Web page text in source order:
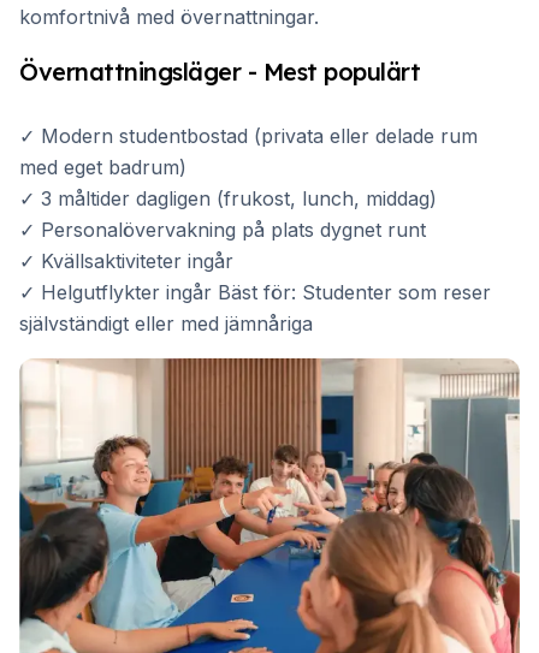
komfortnivå med övernattningar.
Övernattningsläger - Mest populärt
✓ Modern studentbostad (privata eller delade rum
med eget badrum)
✓ 3 måltider dagligen (frukost, lunch, middag)
✓ Personalövervakning på plats dygnet runt
✓ Kvällsaktiviteter ingår
✓ Helgutflykter ingår Bäst för: Studenter som reser
självständigt eller med jämnåriga